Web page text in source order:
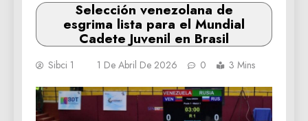
Selección venezolana de
esgrima lista para el Mundial
Cadete Juvenil en Brasil
Sibci 1 1 De Abril De 2026 0 3 Mins